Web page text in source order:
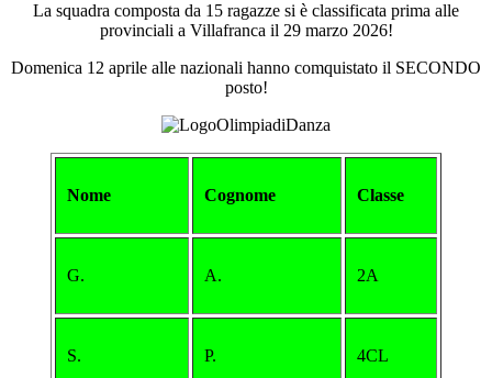
La squadra composta da 15 ragazze si è classificata prima alle
provinciali a Villafranca il 29 marzo 2026!
Domenica 12 aprile alle nazionali hanno comquistato il SECONDO
posto!
Nome Cognome Classe
G. A. 2A
S. P. 4CL